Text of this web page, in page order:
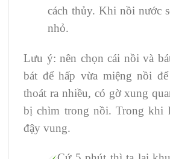
cách thủy. Khi nồi nước
nhỏ.
Lưu ý: nên chọn cái nồi và
bát để hấp vừa miệng nồi
thoát ra nhiều, có gờ xung
bị chìm trong nồi. Trong khi
đậy vung.